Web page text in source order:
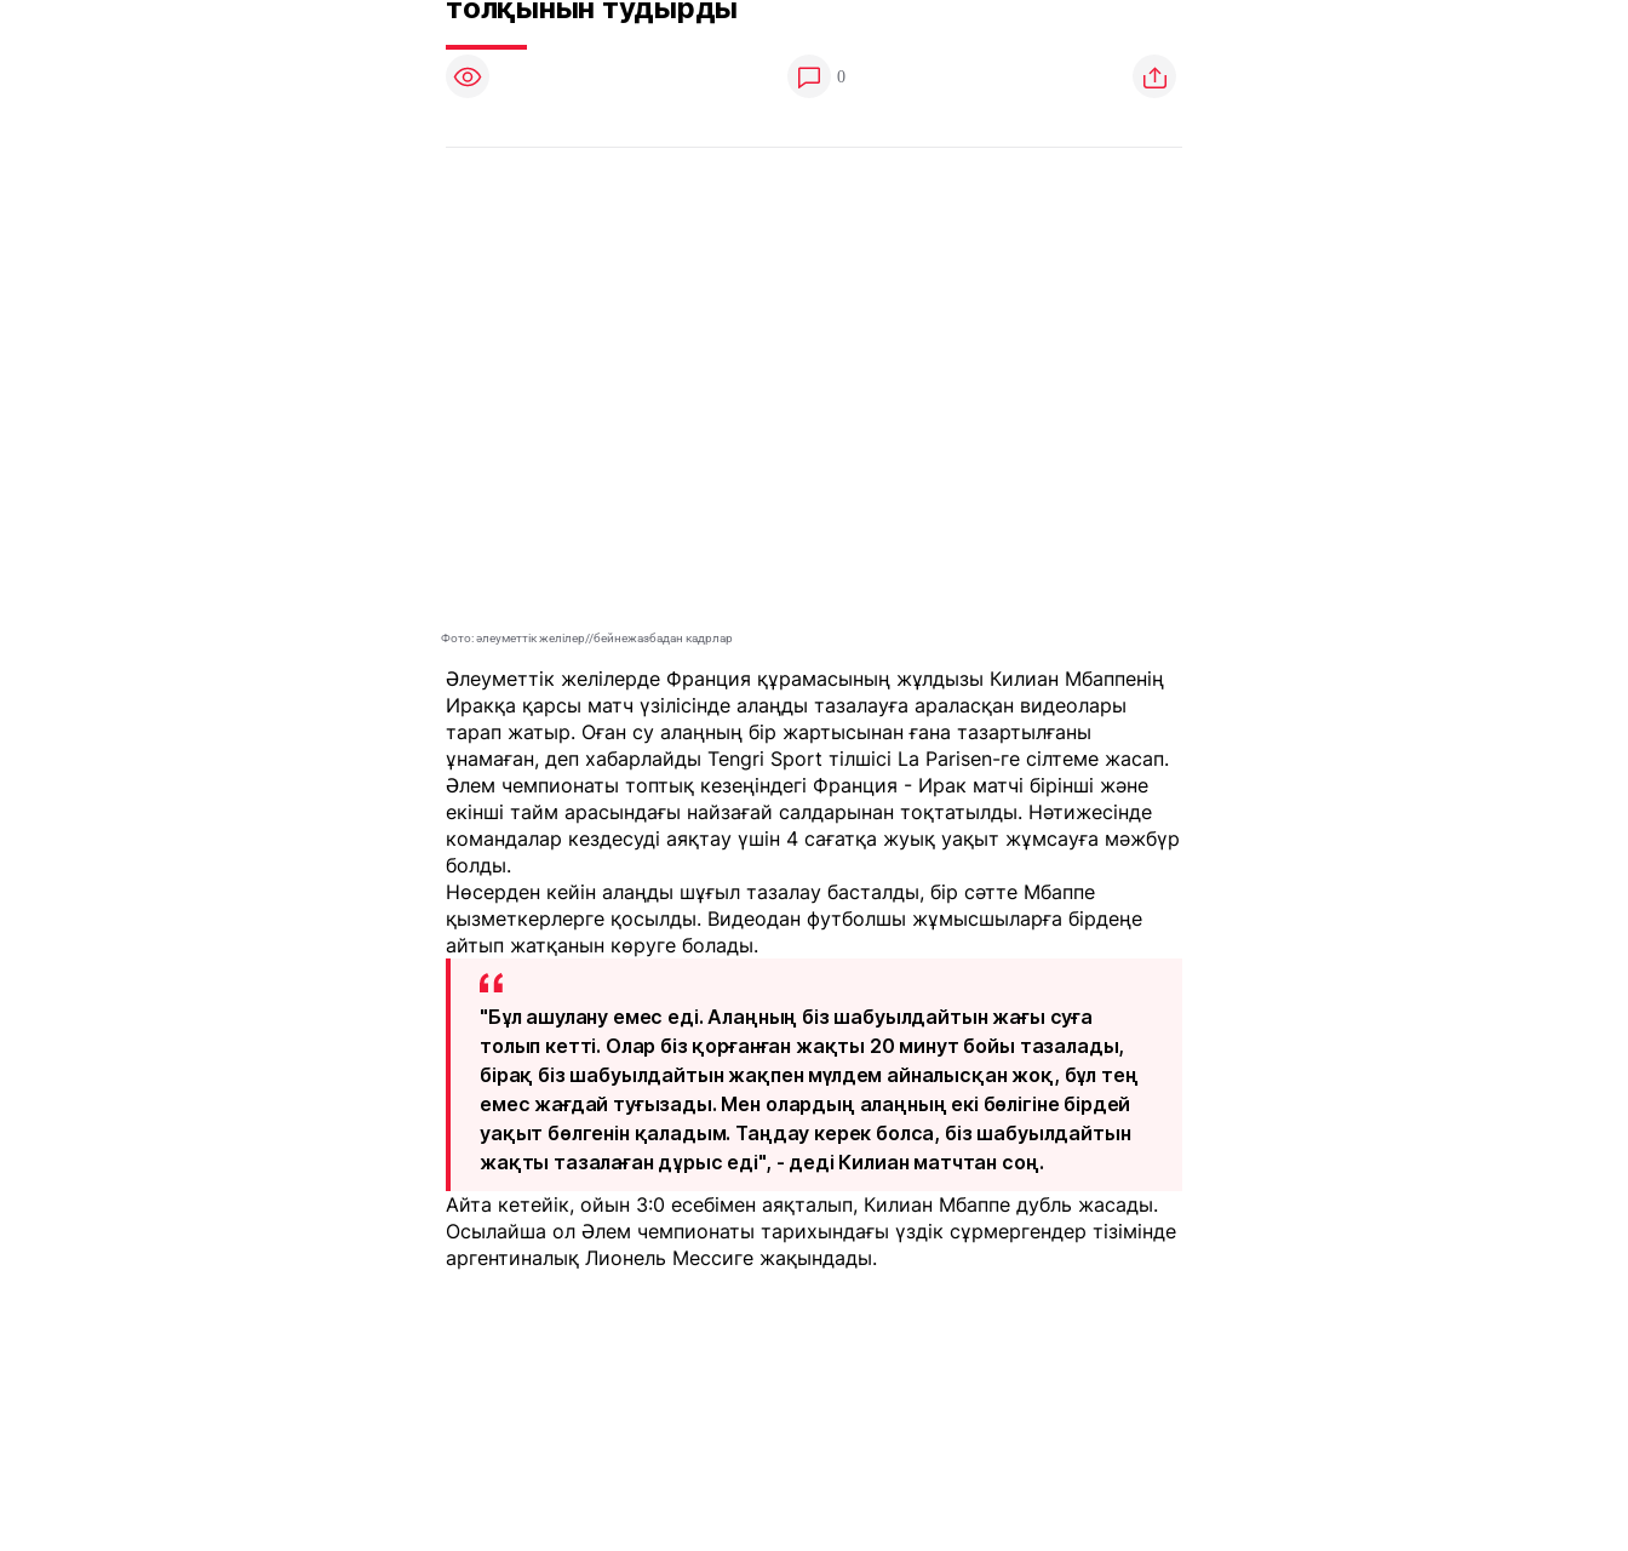
толқынын тудырды
0
Фото: әлеуметтік желілер//бейнежазбадан кадрлар
Әлеуметтік желілерде Франция құрамасының жұлдызы Килиан Мбаппенің
Иракқа қарсы матч үзілісінде алаңды тазалауға араласқан видеолары
тарап жатыр. Оған су алаңның бір жартысынан ғана тазартылғаны
ұнамаған, деп хабарлайды Tengri Sport тілшісі La Parisen-ге сілтеме жасап.
Әлем чемпионаты топтық кезеңіндегі Франция - Ирак матчі бірінші және
екінші тайм арасындағы найзағай салдарынан тоқтатылды. Нәтижесінде
командалар кездесуді аяқтау үшін 4 сағатқа жуық уақыт жұмсауға мәжбүр
болды.
Нөсерден кейін алаңды шұғыл тазалау басталды, бір сәтте Мбаппе
қызметкерлерге қосылды. Видеодан футболшы жұмысшыларға бірдеңе
айтып жатқанын көруге болады.
"Бұл ашулану емес еді. Алаңның біз шабуылдайтын жағы суға
толып кетті. Олар біз қорғанған жақты 20 минут бойы тазалады,
бірақ біз шабуылдайтын жақпен мүлдем айналысқан жоқ, бұл тең
емес жағдай туғызады. Мен олардың алаңның екі бөлігіне бірдей
уақыт бөлгенін қаладым. Таңдау керек болса, біз шабуылдайтын
жақты тазалаған дұрыс еді", - деді Килиан матчтан соң.
Айта кетейік, ойын 3:0 есебімен аяқталып, Килиан Мбаппе дубль жасады.
Осылайша ол Әлем чемпионаты тарихындағы үздік сұрмергендер тізімінде
аргентиналық Лионель Мессиге жақындады.